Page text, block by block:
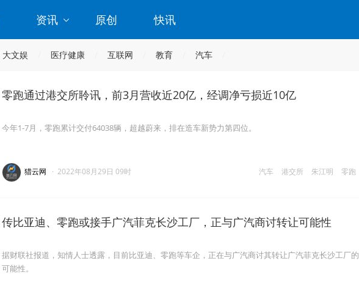
资讯 原创 快讯
大文娱 医疗健康 互联网 教育 汽车
零跑通过港交所聆讯，前3月营收近20亿，经调净亏损近10亿
今年1-7月，零跑累计交付64038辆，超越蔚来，排在造车新势力第四位。
汽车 港交所 朱江明 零跑
猎云网 · 2022年08月29日 09时
传比亚迪、零跑或接手广汽菲克长沙工厂，正与广汽商讨转让可能性
据财联社报道，知情人士透露，目前比亚迪、零跑等车企，正在与广汽商讨其转让广汽菲克长沙工厂的
可能性。